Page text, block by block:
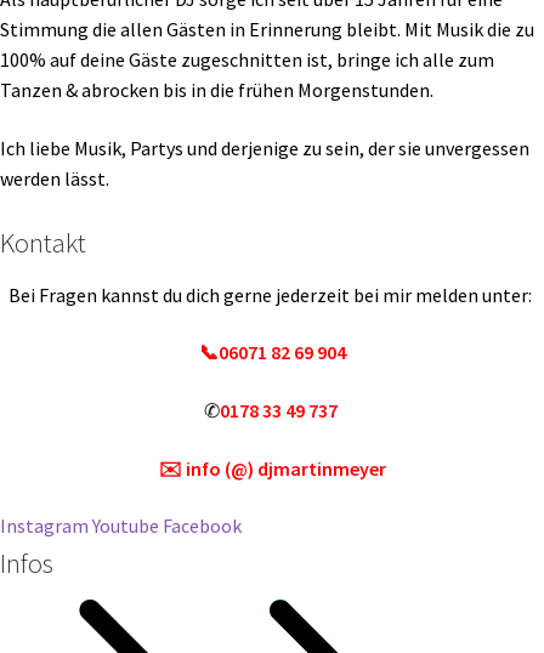
Stimmung die allen Gästen in Erinnerung bleibt. Mit Musik die zu
100% auf deine Gäste zugeschnitten ist, bringe ich alle zum
Tanzen & abrocken bis in die frühen Morgenstunden.
Ich liebe Musik, Partys und derjenige zu sein, der sie unvergessen
werden lässt.
Kontakt
Bei Fragen kannst du dich gerne jederzeit bei mir melden unter:
📞06071 82 69 904
✆0178 33 49 737
✉️ info (@) djmartinmeyer
Instagram Youtube Facebook
Infos